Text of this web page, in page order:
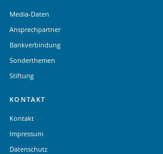
Media-Daten
Ansprechpartner
Bankverbindung
Sonderthemen
Stiftung
KONTAKT
Kontakt
Impressum
Datenschutz